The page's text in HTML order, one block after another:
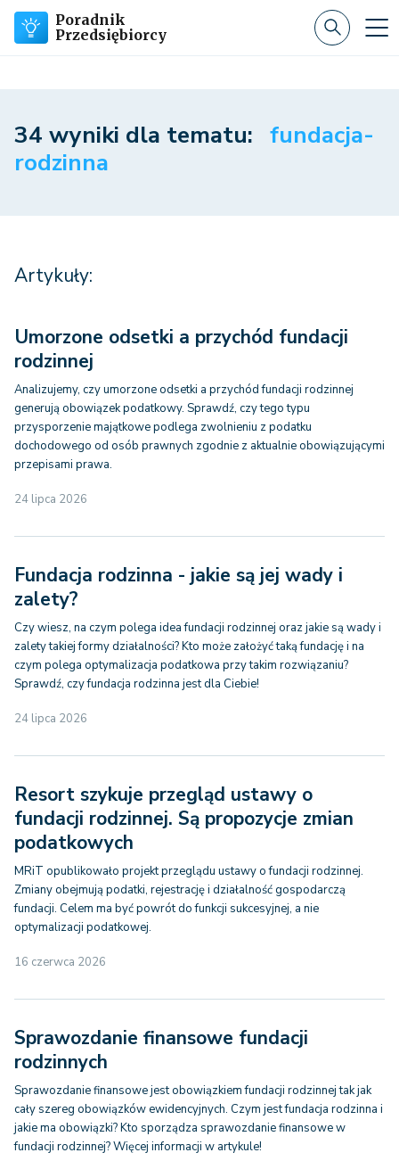
Poradnik
Przedsiębiorcy
34 wyniki dla tematu: fundacja-
rodzinna
Artykuły:
Umorzone odsetki a przychód fundacji
rodzinnej
Analizujemy, czy umorzone odsetki a przychód fundacji rodzinnej
generują obowiązek podatkowy. Sprawdź, czy tego typu
przysporzenie majątkowe podlega zwolnieniu z podatku
dochodowego od osób prawnych zgodnie z aktualnie obowiązującymi
przepisami prawa.
24 lipca 2026
Fundacja rodzinna - jakie są jej wady i
zalety?
Czy wiesz, na czym polega idea fundacji rodzinnej oraz jakie są wady i
zalety takiej formy działalności? Kto może założyć taką fundację i na
czym polega optymalizacja podatkowa przy takim rozwiązaniu?
Sprawdź, czy fundacja rodzinna jest dla Ciebie!
24 lipca 2026
Resort szykuje przegląd ustawy o
fundacji rodzinnej. Są propozycje zmian
podatkowych
MRiT opublikowało projekt przeglądu ustawy o fundacji rodzinnej.
Zmiany obejmują podatki, rejestrację i działalność gospodarczą
fundacji. Celem ma być powrót do funkcji sukcesyjnej, a nie
optymalizacji podatkowej.
16 czerwca 2026
Sprawozdanie finansowe fundacji
rodzinnych
Sprawozdanie finansowe jest obowiązkiem fundacji rodzinnej tak jak
cały szereg obowiązków ewidencyjnych. Czym jest fundacja rodzinna i
jakie ma obowiązki? Kto sporządza sprawozdanie finansowe w
fundacji rodzinnej? Więcej informacji w artykule!